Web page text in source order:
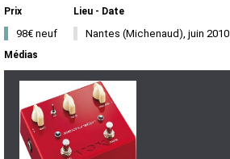
Prix
98€ neuf
Lieu - Date
Nantes (Michenaud), juin 2010
Médias